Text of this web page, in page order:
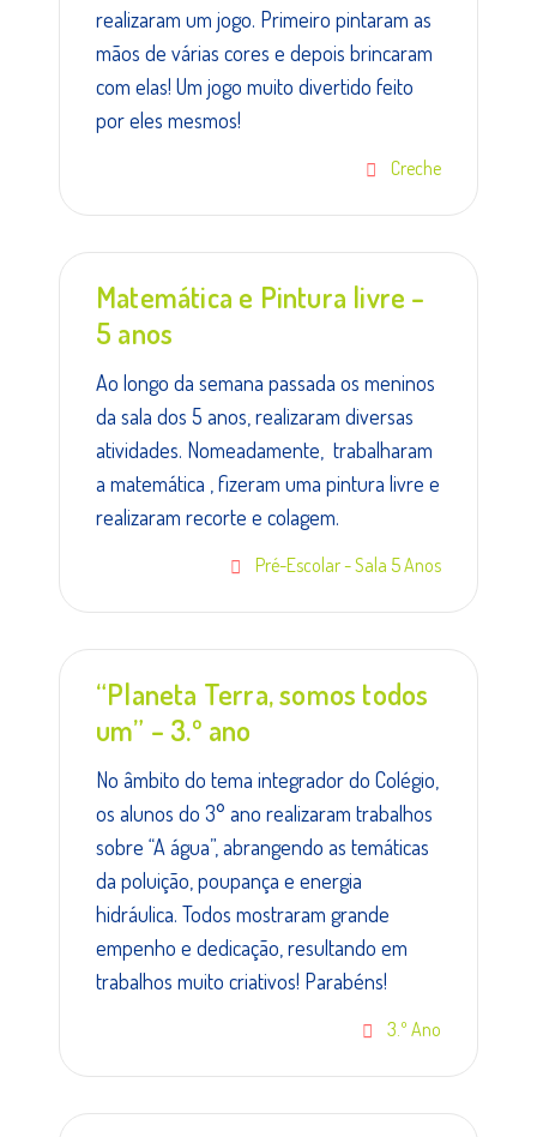
realizaram um jogo. Primeiro pintaram as
mãos de várias cores e depois brincaram
com elas! Um jogo muito divertido feito
por eles mesmos!
Creche
Matemática e Pintura livre –
5 anos
Ao longo da semana passada os meninos
da sala dos 5 anos, realizaram diversas
atividades. Nomeadamente, trabalharam
a matemática , fizeram uma pintura livre e
realizaram recorte e colagem.
Pré-Escolar - Sala 5 Anos
“Planeta Terra, somos todos
um” – 3.º ano
No âmbito do tema integrador do Colégio,
os alunos do 3° ano realizaram trabalhos
sobre “A água”, abrangendo as temáticas
da poluição, poupança e energia
hidráulica. Todos mostraram grande
empenho e dedicação, resultando em
trabalhos muito criativos! Parabéns!
3.º Ano